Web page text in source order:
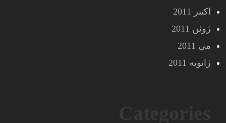
اکتبر 2011
ژوئن 2011
می 2011
ژانویه 2011